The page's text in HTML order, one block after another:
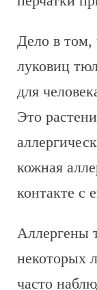
Дело в том,
луковиц
для
Это
кожная
контакте с
Аллергены
некоторых
часто